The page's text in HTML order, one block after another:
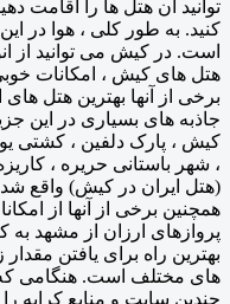
توانید آن هتل ها را اقامت
کنید. به طور کلی ، هوا
است. در کیش می توانید از
هتل های کیش ، امکانات
برخی از آنها بهترین هتل
جاذبه های بسیاری در این
کیش ، پارک دلفین ، کشتی
، شهر باستانی حریره ،
(هتل ایران در کیش) واقع
همچنین برخی از آنها از
پروازهای ارزان از مشهد
بهترین راه برای یافتن
های مختلف است. هنگامی
چندین سایت و منابع کرایه